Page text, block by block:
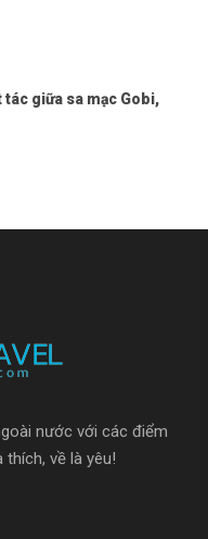
giữa sa mạc Gobi,
nước với các điểm
thích, về là yêu!